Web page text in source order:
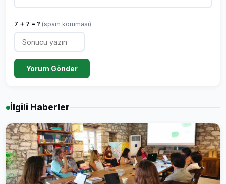
7 + 7 = ? (spam koruması)
Yorum Gönder
İlgili Haberler